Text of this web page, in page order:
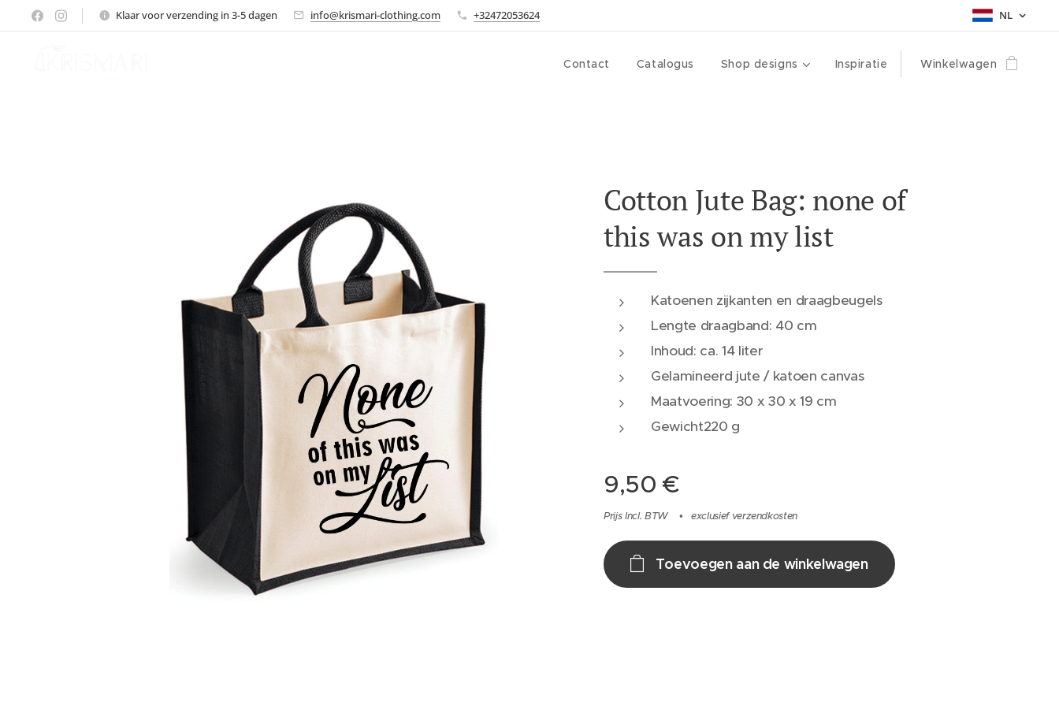
Klaar voor verzending in 3-5 dagen info@krismari-clothing.com +32472053624 NL
Contact Catalogus Shop designs Inspiratie Winkelwagen
Cotton Jute Bag: none of
this was on my list
Katoenen zijkanten en draagbeugels
Lengte draagband: 40 cm
Inhoud: ca. 14 liter
Gelamineerd jute / katoen canvas
Maatvoering: 30 x 30 x 19 cm
Gewicht220 g
9,50 €
Prijs Incl. BTW exclusief verzendkosten
Toevoegen aan de winkelwagen